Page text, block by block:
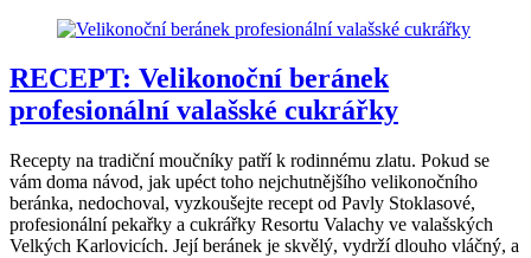
RECEPT: Velikonoční beránek
profesionální valašské cukrářky
Recepty na tradiční moučníky patří k rodinnému zlatu. Pokud se
vám doma návod, jak upéct toho nejchutnějšího velikonočního
beránka, nedochoval, vyzkoušejte recept od Pavly Stoklasové,
profesionální pekařky a cukrářky Resortu Valachy ve valašských
Velkých Karlovicích. Její beránek je skvělý, vydrží dlouho vláčný, a